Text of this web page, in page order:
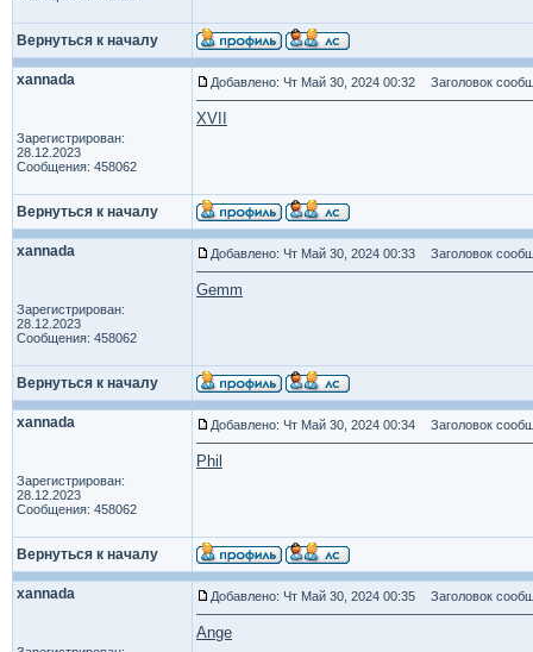
Вернуться к началу
xannada
Зарегистрирован:
28.12.2023
Сообщения: 458062
Добавлено: Чт Май 30, 2024 00:32 Заголовок
XVII
Вернуться к началу
xannada
Зарегистрирован:
28.12.2023
Сообщения: 458062
Добавлено: Чт Май 30, 2024 00:33 Заголовок
Gemm
Вернуться к началу
xannada
Зарегистрирован:
28.12.2023
Сообщения: 458062
Добавлено: Чт Май 30, 2024 00:34 Заголовок
Phil
Вернуться к началу
xannada Добавлено: Чт Май 30, 2024 00:35 Заголовок
Ange